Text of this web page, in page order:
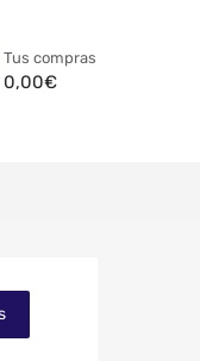
Tus compras
0,00€